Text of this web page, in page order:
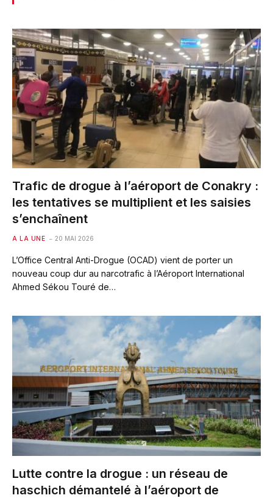
Trafic de drogue à l’aéroport de Conakry :
les tentatives se multiplient et les saisies
s’enchaînent
A LA UNE 20 MAI 2026
L’Office Central Anti-Drogue (OCAD) vient de porter un
nouveau coup dur au narcotrafic à l’Aéroport International
Ahmed Sékou Touré de…
Lutte contre la drogue : un réseau de
haschich démantelé à l’aéroport de